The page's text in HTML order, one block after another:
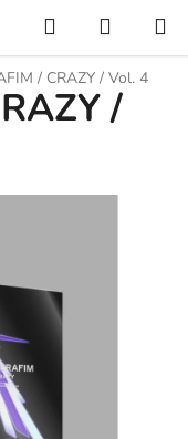
Hľadať
KOŠÍK
/ CRAZY / Vol. 4
/